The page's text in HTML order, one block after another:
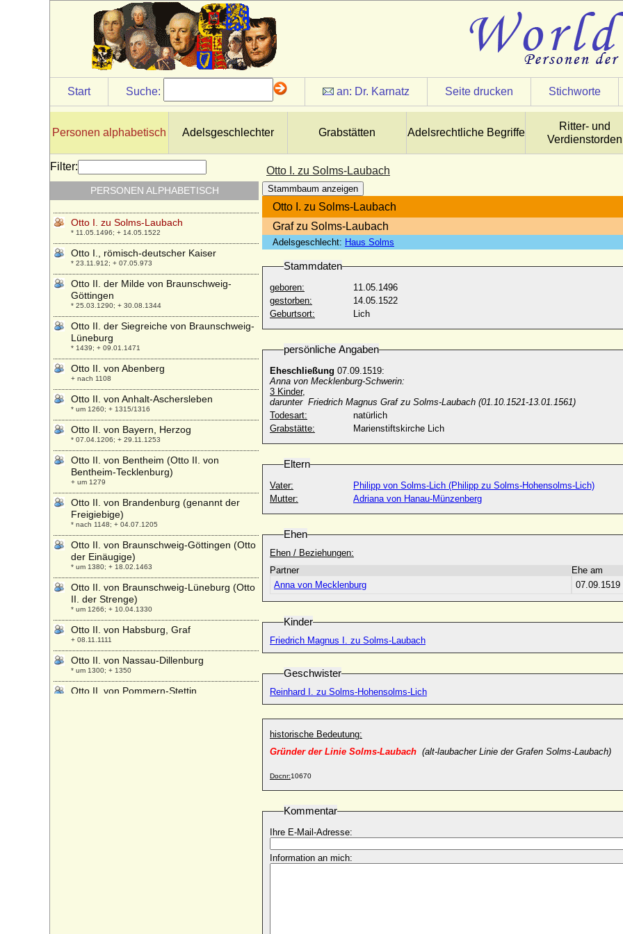
Start Suche: an: Dr. Karnatz Seite drucken Stichworte
Personen alphabetisch Adelsgeschlechter Grabstätten Adelsrechtliche Begriffe
Ritter- und
Verdienstorden
Otto I. zu Solms-Laubach
Stammbaum anzeigen
Otto I. zu Solms-Laubach
Graf zu Solms-Laubach
Adelsgeschlecht: Haus Solms
Stammdaten
geboren:
11.05.1496
gestorben:
14.05.1522
Geburtsort:
Lich
persönliche Angaben
Eheschließung 07.09.1519:
Anna von Mecklenburg-Schwerin:
3 Kinder,
darunter Friedrich Magnus Graf zu Solms-Laubach (01.10.1521-13.01.1561)
Todesart:
natürlich
Grabstätte:
Marienstiftskirche Lich
Eltern
Vater:
Philipp von Solms-Lich (Philipp zu Solms-Hohensolms-Lich)
Mutter:
Adriana von Hanau-Münzenberg
Ehen
Ehen / Beziehungen:
Partner
Ehe am
Anna von Mecklenburg
07.09.1519
Kinder
Friedrich Magnus I. zu Solms-Laubach
Geschwister
Reinhard I. zu Solms-Hohensolms-Lich
historische Bedeutung:
Gründer der Linie Solms-Laubach (alt-laubacher Linie der Grafen Solms-Laubach)
Docnr:10670
Kommentar
Ihre E-Mail-Adresse:
Information an mich:
Filter:
PERSONEN ALPHABETISCH
Otto I. von Pommern-Stettin
* 31.08.1279; + 21.12.1344
Otto I. von Rheineck (Otto I. von Salm)
* 1080; + 1150
Otto I. von Rietberg
* vor 1293; + 31.12.1347
Otto I. von Schwerin-Wittenburg
+ 14.01.1357
Otto I. von Solms-Braunfels
+ nach 05.03.1410
Otto I. von Tecklenburg
* um 1185; + 11.09.1263
Otto I. zu Solms-Laubach
* 11.05.1496; + 14.05.1522
Otto I., römisch-deutscher Kaiser
* 23.11.912; + 07.05.973
Otto II. der Milde von Braunschweig-
Göttingen
* 25.03.1290; + 30.08.1344
Otto II. der Siegreiche von Braunschweig-
Lüneburg
* 1439; + 09.01.1471
Otto II. von Abenberg
+ nach 1108
Otto II. von Anhalt-Aschersleben
* um 1260; + 1315/1316
Otto II. von Bayern, Herzog
* 07.04.1206; + 29.11.1253
Otto II. von Bentheim (Otto II. von
Bentheim-Tecklenburg)
+ um 1279
Otto II. von Brandenburg (genannt der
Freigiebige)
* nach 1148; + 04.07.1205
Otto II. von Braunschweig-Göttingen (Otto
der Einäugige)
* um 1380; + 18.02.1463
Otto II. von Braunschweig-Lüneburg (Otto
II. der Strenge)
* um 1266; + 10.04.1330
Otto II. von Habsburg, Graf
+ 08.11.1111
Otto II. von Nassau-Dillenburg
* um 1300; + 1350
Otto II. von Pommern-Stettin